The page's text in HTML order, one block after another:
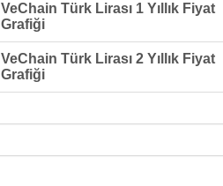
VeChain Türk Lirası 1 Yıllık Fiyat
Grafiği
VeChain Türk Lirası 2 Yıllık Fiyat
Grafiği